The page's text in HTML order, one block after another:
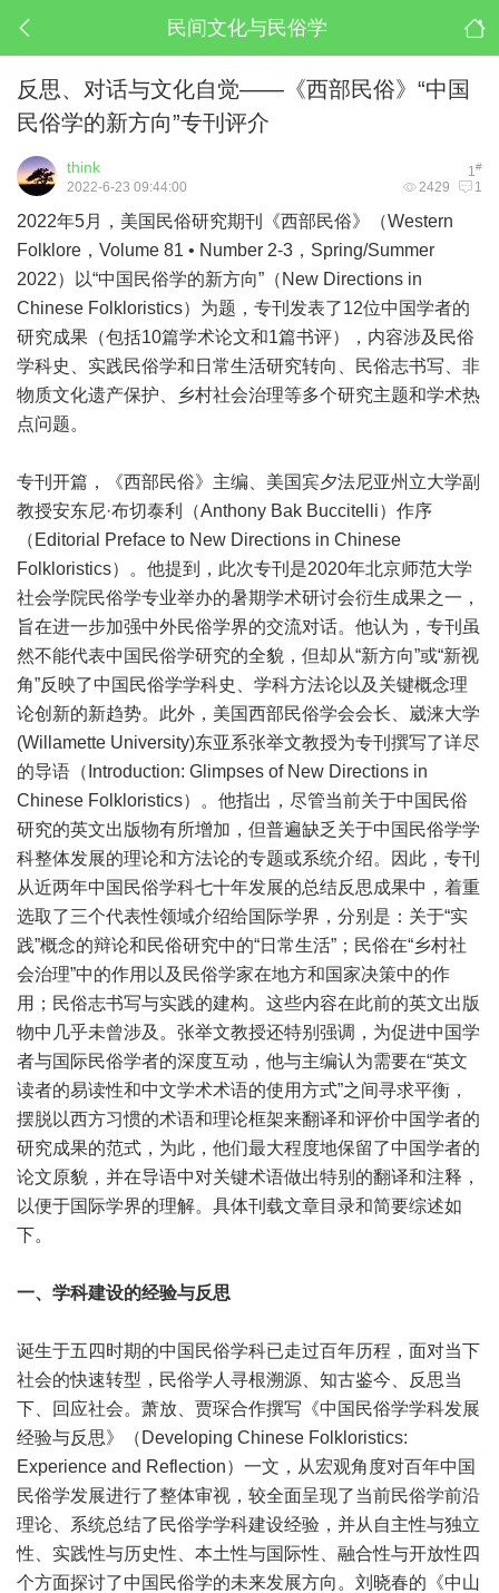
民间文化与民俗学
反思、对话与文化自觉——《西部民俗》“中国
民俗学的新方向”专刊评介
1#
think
2429 1
2022-6-23 09:44:00
2022年5月，美国民俗研究期刊《西部民俗》（Western
Folklore，Volume 81 • Number 2-3，Spring/Summer
2022）以“中国民俗学的新方向”（New Directions in
Chinese Folkloristics）为题，专刊发表了12位中国学者的
研究成果（包括10篇学术论文和1篇书评），内容涉及民俗
学科史、实践民俗学和日常生活研究转向、民俗志书写、非
物质文化遗产保护、乡村社会治理等多个研究主题和学术热
点问题。
专刊开篇，《西部民俗》主编、美国宾夕法尼亚州立大学副
教授安东尼·布切泰利（Anthony Bak Buccitelli）作序
（Editorial Preface to New Directions in Chinese
Folkloristics）。他提到，此次专刊是2020年北京师范大学
社会学院民俗学专业举办的暑期学术研讨会衍生成果之一，
旨在进一步加强中外民俗学界的交流对话。他认为，专刊虽
然不能代表中国民俗学研究的全貌，但却从“新方向”或“新视
角”反映了中国民俗学学科史、学科方法论以及关键概念理
论创新的新趋势。此外，美国西部民俗学会会长、崴涞大学
(Willamette University)东亚系张举文教授为专刊撰写了详尽
的导语（Introduction: Glimpses of New Directions in
Chinese Folkloristics）。他指出，尽管当前关于中国民俗
研究的英文出版物有所增加，但普遍缺乏关于中国民俗学学
科整体发展的理论和方法论的专题或系统介绍。因此，专刊
从近两年中国民俗学科七十年发展的总结反思成果中，着重
选取了三个代表性领域介绍给国际学界，分别是：关于“实
践”概念的辩论和民俗研究中的“日常生活”；民俗在“乡村社
会治理”中的作用以及民俗学家在地方和国家决策中的作
用；民俗志书写与实践的建构。这些内容在此前的英文出版
物中几乎未曾涉及。张举文教授还特别强调，为促进中国学
者与国际民俗学者的深度互动，他与主编认为需要在“英文
读者的易读性和中文学术术语的使用方式”之间寻求平衡，
摆脱以西方习惯的术语和理论框架来翻译和评价中国学者的
研究成果的范式，为此，他们最大程度地保留了中国学者的
论文原貌，并在导语中对关键术语做出特别的翻译和注释，
以便于国际学界的理解。具体刊载文章目录和简要综述如
下。
一、学科建设的经验与反思
诞生于五四时期的中国民俗学科已走过百年历程，面对当下
社会的快速转型，民俗学人寻根溯源、知古鉴今、反思当
下、回应社会。萧放、贾琛合作撰写《中国民俗学学科发展
经验与反思》（Developing Chinese Folkloristics:
Experience and Reflection）一文，从宏观角度对百年中国
民俗学发展进行了整体审视，较全面呈现了当前民俗学前沿
理论、系统总结了民俗学学科建设经验，并从自主性与独立
性、实践性与历史性、本土性与国际性、融合性与开放性四
个方面探讨了中国民俗学的未来发展方向。刘晓春的《中山